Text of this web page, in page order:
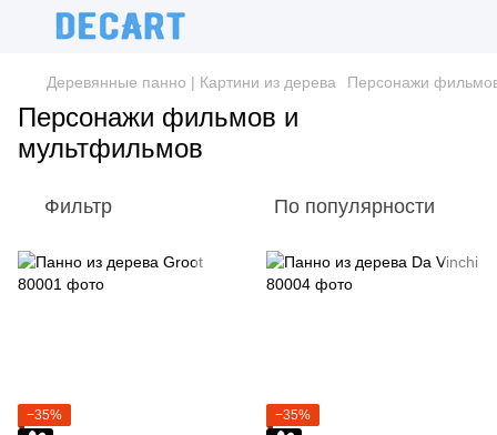
Деревянные панно | Картини из дерева Персонажи
Персонажи фильмов и
мультфильмов
Фильтр По популярности
−35% −35%